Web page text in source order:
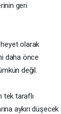
geri
olarak
daha önce
değil.
tek taraflı
aykırı düşecek